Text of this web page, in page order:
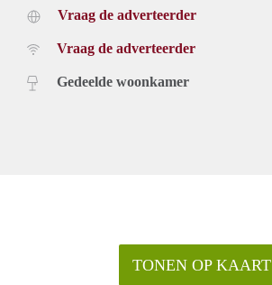
Vraag de adverteerder
Vraag de adverteerder
Gedeelde woonkamer
TONEN OP KAART